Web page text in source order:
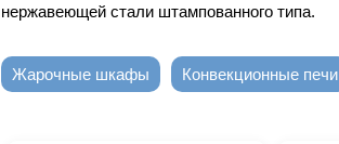
нержавеющей стали штампованного типа.
Жарочные шкафы Конвекционные печи